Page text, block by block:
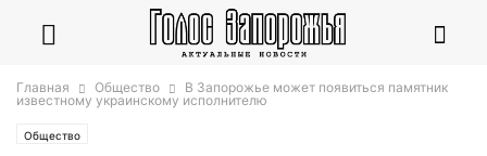
Главная Общество
В Запорожье может появиться памятник
известному украинскому исполнителю
Общество